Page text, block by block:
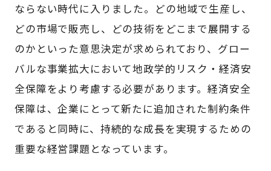
ならない時代に入りました。どの地域で生産し、
どの市場で販売し、どの技術をどこまで展開する
のかといった意思決定が求められており、グロー
バルな事業拡大において地政学的リスク・経済安
全保障をより考慮する必要があります。経済安全
保障は、企業にとって新たに追加された制約条件
であると同時に、持続的な成長を実現するための
重要な経営課題となっています。